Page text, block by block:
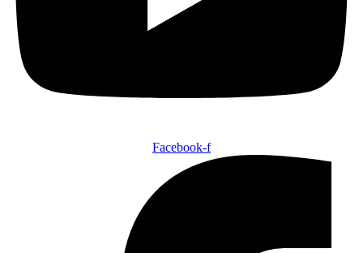
Facebook-f